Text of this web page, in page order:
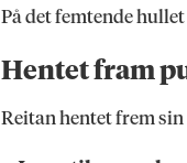
På det femtende
Hentet fram
Reitan hentet frem sin